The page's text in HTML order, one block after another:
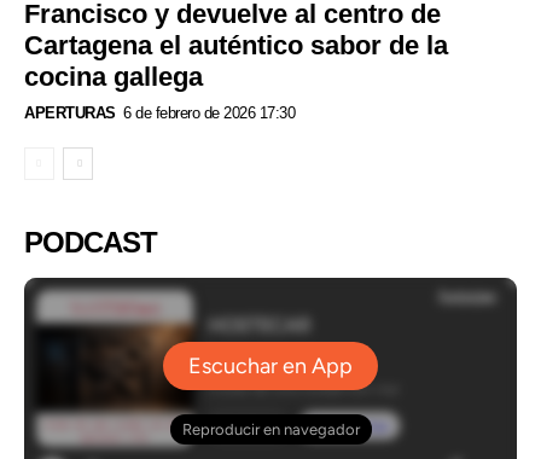
Francisco y devuelve al centro de
Cartagena el auténtico sabor de la
cocina gallega
APERTURAS 6 de febrero de 2026 17:30
PODCAST